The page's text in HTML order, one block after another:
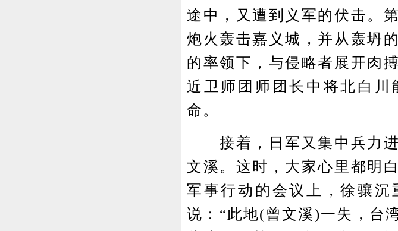
途中，又遭到义军的伏击。
炮火轰击嘉义城，并从轰坍
的率领下，与侵略者展开肉
近卫师团师团长中将北白
命。
接着，日军又集中兵力进
文溪。这时，大家心里都明
军事行动的会议上，徐骧
说：“此地(曾文溪)一失，台